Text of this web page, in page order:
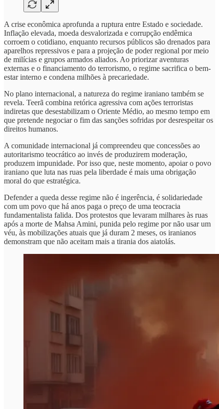
A crise econômica aprofunda a ruptura entre Estado e sociedade.
Inflação elevada, moeda desvalorizada e corrupção endêmica
corroem o cotidiano, enquanto recursos públicos são drenados para
aparelhos repressivos e para a projeção de poder regional por meio
de milícias e grupos armados aliados. Ao priorizar aventuras
externas e o financiamento do terrorismo, o regime sacrifica o bem-
estar interno e condena milhões à precariedade.
No plano internacional, a natureza do regime iraniano também se
revela. Teerã combina retórica agressiva com ações terroristas
indiretas que desestabilizam o Oriente Médio, ao mesmo tempo em
que pretende negociar o fim das sanções sofridas por desrespeitar os
direitos humanos.
A comunidade internacional já compreendeu que concessões ao
autoritarismo teocrático ao invés de produzirem moderação,
produzem impunidade. Por isso que, neste momento, apoiar o povo
iraniano que luta nas ruas pela liberdade é mais uma obrigação
moral do que estratégica.
Defender a queda desse regime não é ingerência, é solidariedade
com um povo que há anos paga o preço de uma teocracia
fundamentalista falida. Dos protestos que levaram milhares às ruas
após a morte de Mahsa Amini, punida pelo regime por não usar um
véu, às mobilizações atuais que já duram 2 meses, os iranianos
demonstram que não aceitam mais a tirania dos aiatolás.